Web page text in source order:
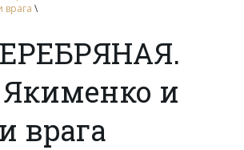
врага \
и
врага